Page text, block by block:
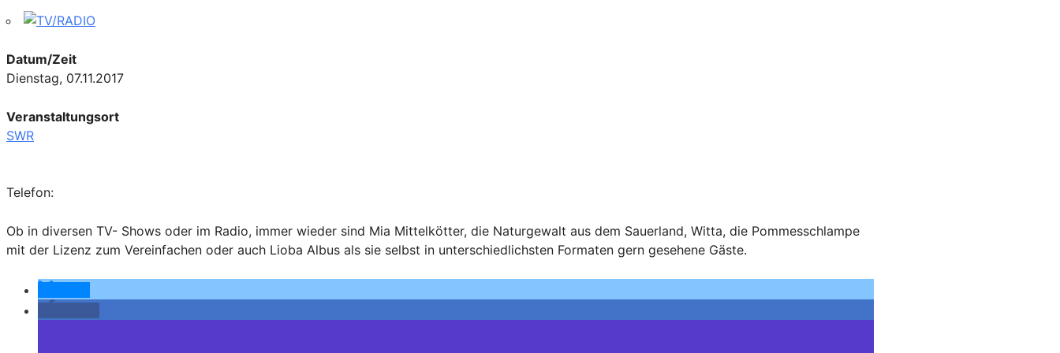
Datum/Zeit
Dienstag, 07.11.2017
Veranstaltungsort
SWR
Telefon:
Ob in diversen TV- Shows oder im Radio, immer wieder sind Mia Mittelkötter, die Naturgewalt aus dem Sauerland, Witta, die Pommesschlampe
mit der Lizenz zum Vereinfachen oder auch Lioba Albus als sie selbst in unterschiedlichsten Formaten gern gesehene Gäste.